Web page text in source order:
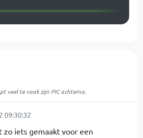
veel te vaak zijn PIC achterna.
09:30:32
iets gemaakt voor een